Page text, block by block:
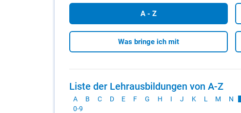
A - Z
Was bringe ich mit
Liste der Lehrausbildungen von A-Z
A B C D E F G H I J K L M N
0-9